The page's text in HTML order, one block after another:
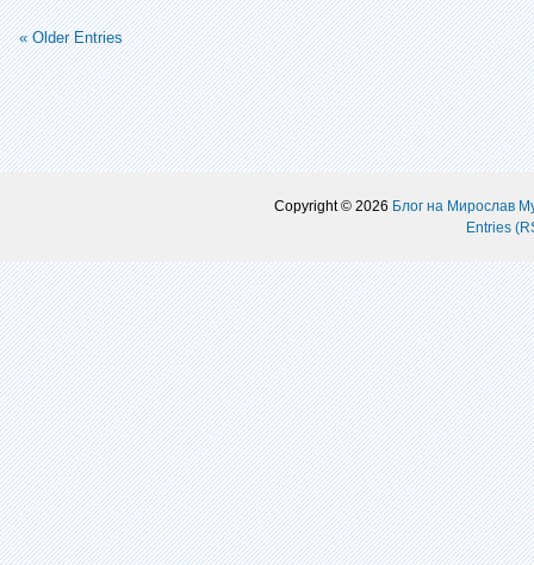
« Older Entries
Copyright © 2026 Блог на Мирослав
Entries